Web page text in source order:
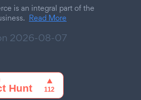
is an integral part of the
Read More
2026-08-07